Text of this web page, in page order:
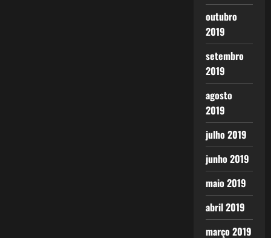
outubro
2019
setembro
2019
agosto
2019
julho 2019
junho 2019
maio 2019
abril 2019
março 2019